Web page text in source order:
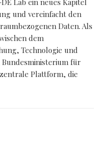
Lab ein neues Kapitel
und vereinfacht den
Daten. Als
dem
Technologie und
Bundesministerium für
Plattform, die